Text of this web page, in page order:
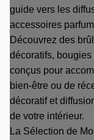
guide vers les
accessoires
Découvrez des
décoratifs,
conçus pour
bien-être ou de
décoratif et
de votre intérieur.
La Sélection de